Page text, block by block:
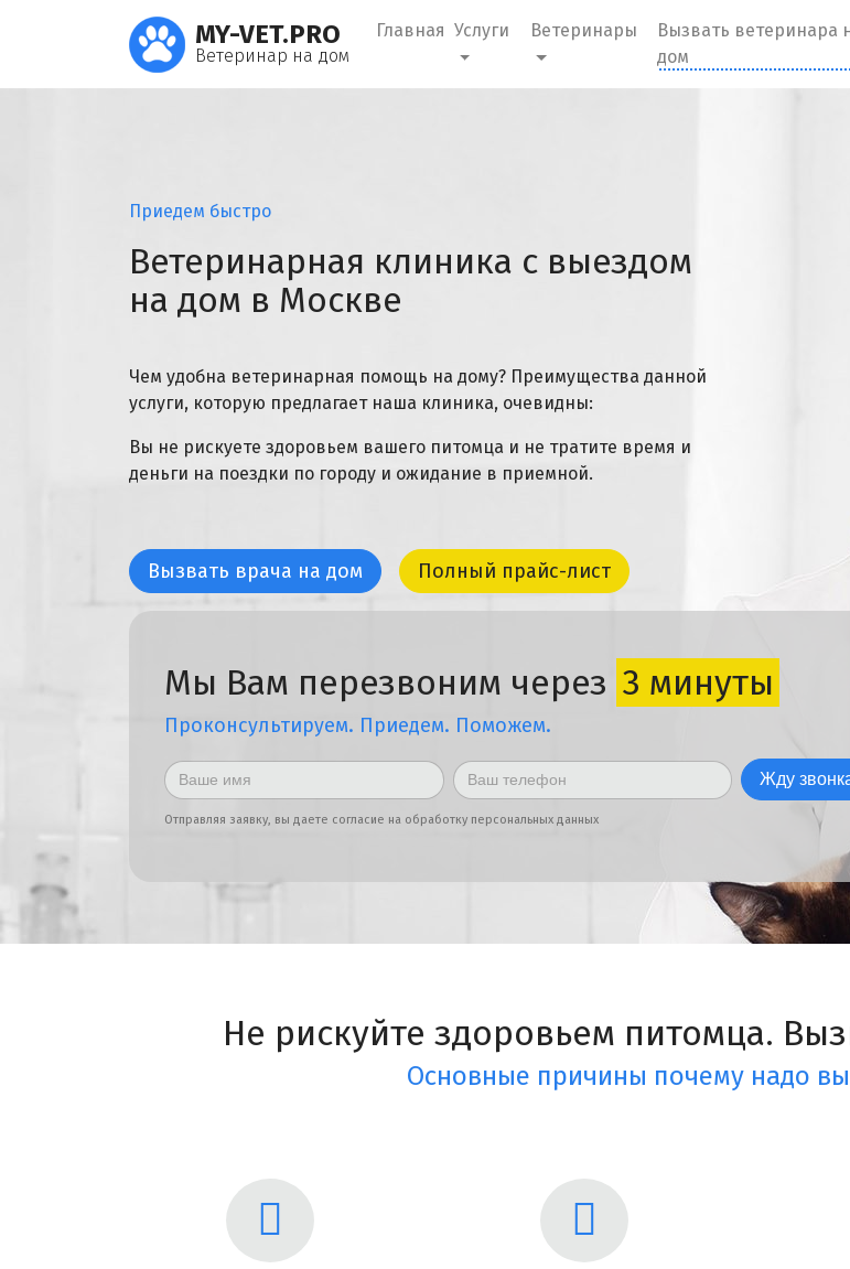
MY-VET.PRO
Ветеринар на дом
Главная Услуги Ветеринары
Вызвать ветеринара
дом
Приедем быстро
Ветеринарная клиника с выездом
на дом в Москве
Чем удобна ветеринарная помощь на дому? Преимущества данной
услуги, которую предлагает наша клиника, очевидны:
Вы не рискуете здоровьем вашего питомца и не тратите время и
деньги на поездки по городу и ожидание в приемной.
Вызвать врача на дом Полный прайс-лист
Мы Вам перезвоним через 3 минуты
Проконсультируем. Приедем. Поможем.
Отправляя заявку, вы даете согласие на обработку персональных данных
Не рискуйте здоровьем питомца.
Основные причины почему надо